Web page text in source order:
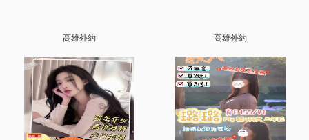
高雄外約 高雄外約